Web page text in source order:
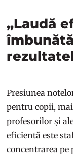
„Laudă
Presiunea
pentru copii,
profesorilor și
eficientă este
concentrarea pe